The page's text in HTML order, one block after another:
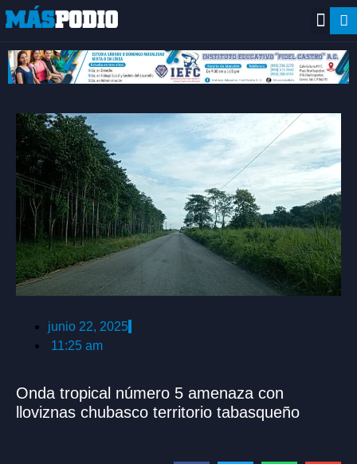
junio 22, 2025
11:25 am
Onda tropical número 5 amenaza con
lloviznas chubasco territorio tabasqueño